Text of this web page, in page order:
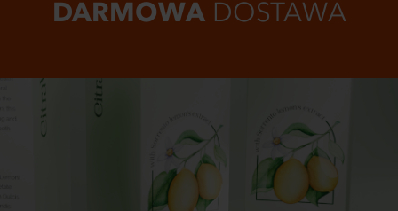
DARMOWA DOSTAWA